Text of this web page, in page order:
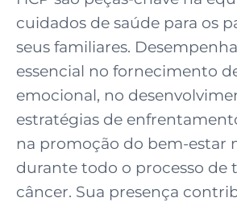
cuidados de saúde para os
seus familiares.
essencial no fornecimento
emocional, no
estratégias de
na promoção do bem-estar
durante todo o processo de
câncer. Sua presença